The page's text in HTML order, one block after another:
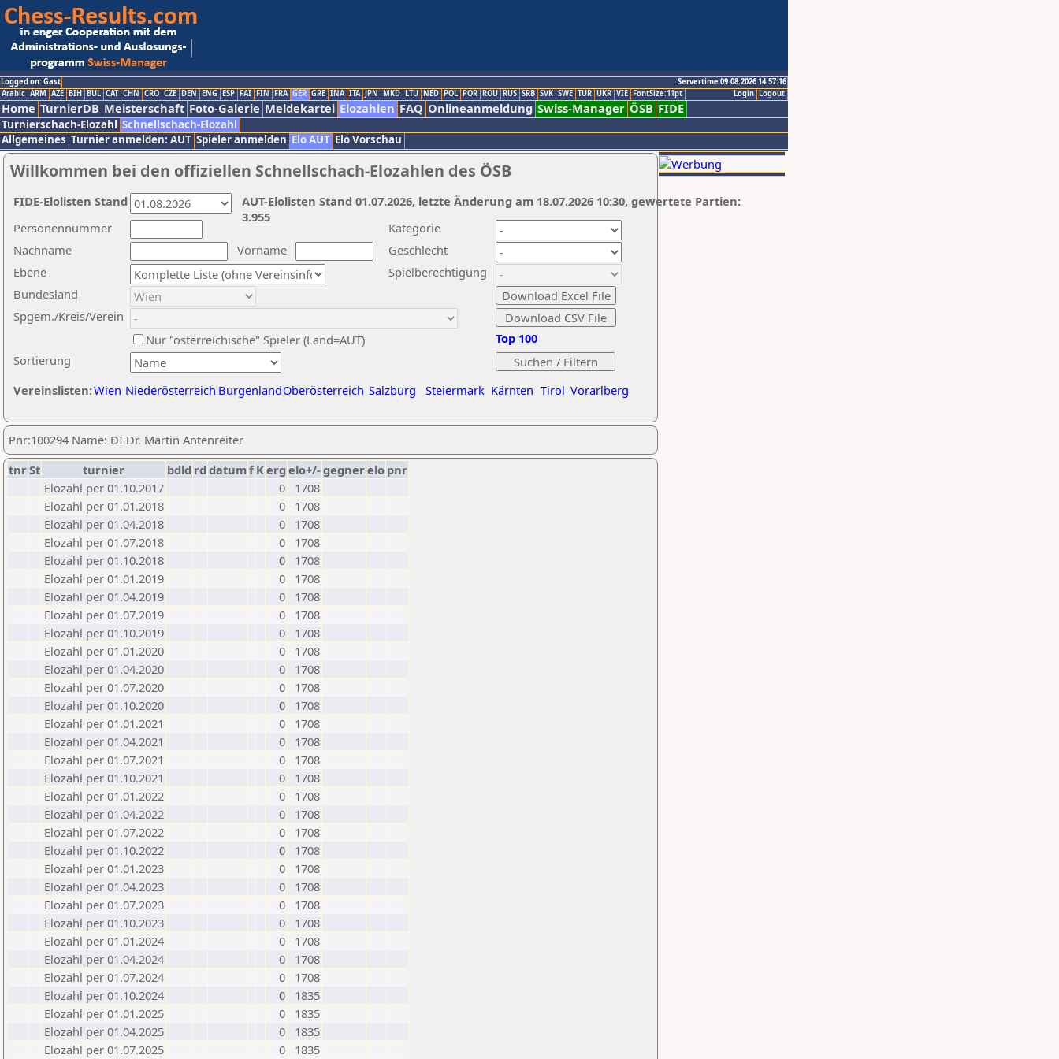
Logged on: Gast
Servertime 09.08.2026 14:57:16
Logout
Login
Arabic ARM AZE BIH BUL CAT CHN CRO CZE DEN ENG ESP FAI FIN FRA GER GRE INA ITA JPN MKD LTU NED POL POR ROU RUS SRB SVK SWE TUR UKR VIE FontSize:11pt
Home TurnierDB Meisterschaft Foto-Galerie Meldekartei Elozahlen FAQ Onlineanmeldung Swiss-Manager ÖSB FIDE
Turnierschach-Elozahl Schnellschach-Elozahl
Allgemeines Turnier anmelden: AUT Spieler anmelden Elo AUT Elo Vorschau
Willkommen bei den offiziellen Schnellschach-Elozahlen des ÖSB
Nachname
Vorname
Ebene
Kategorie
Sortierung
Personennummer
Bundesland
Spgem./Kreis/Verein
Geschlecht
Nur "österreichische" Spieler (Land=AUT)
Spielberechtigung
Vereinslisten:Wien Niederösterreich BurgenlandOberösterreich Salzburg Steiermark Kärnten Tirol Vorarlberg
Top 100
AUT-Elolisten Stand 01.07.2026, letzte Änderung am 18.07.2026 10:30, gewertete Partien:
3.955
FIDE-Elolisten Stand
Pnr:100294 Name: DI Dr. Martin Antenreiter
tnrSt turnier bdld rd datumf Kerg elo+/-gegnerelo pnr
Elozahl per 01.10.2017
0
1708
Elozahl per 01.01.2018
0
1708
Elozahl per 01.04.2018
0
1708
Elozahl per 01.07.2018
0
1708
Elozahl per 01.10.2018
0
1708
Elozahl per 01.01.2019
0
1708
Elozahl per 01.04.2019
0
1708
Elozahl per 01.07.2019
0
1708
Elozahl per 01.10.2019
0
1708
Elozahl per 01.01.2020
0
1708
Elozahl per 01.04.2020
0
1708
Elozahl per 01.07.2020
0
1708
Elozahl per 01.10.2020
0
1708
Elozahl per 01.01.2021
0
1708
Elozahl per 01.04.2021
0
1708
Elozahl per 01.07.2021
0
1708
Elozahl per 01.10.2021
0
1708
Elozahl per 01.01.2022
0
1708
Elozahl per 01.04.2022
0
1708
Elozahl per 01.07.2022
0
1708
Elozahl per 01.10.2022
0
1708
Elozahl per 01.01.2023
0
1708
Elozahl per 01.04.2023
0
1708
Elozahl per 01.07.2023
0
1708
Elozahl per 01.10.2023
0
1708
Elozahl per 01.01.2024
0
1708
Elozahl per 01.04.2024
0
1708
Elozahl per 01.07.2024
0
1708
Elozahl per 01.10.2024
0
1835
Elozahl per 01.01.2025
0
1835
Elozahl per 01.04.2025
0
1835
Elozahl per 01.07.2025
0 1835